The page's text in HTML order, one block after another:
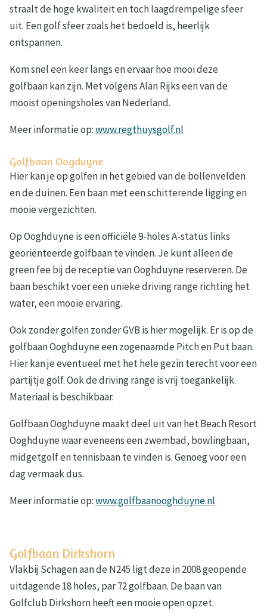
straalt de hoge kwaliteit en toch laagdrempelige sfeer
uit. Een golf sfeer zoals het bedoeld is, heerlijk
ontspannen.
Kom snel een keer langs en ervaar hoe mooi deze
golfbaan kan zijn. Met volgens Alan Rijks een van de
mooist openingsholes van Nederland.
Meer informatie op:www.regthuysgolf.nl
Golfbaan Oogduyne
Hier kan je op golfen in het gebied van de bollenvelden
en de duinen. Een baan met een schitterende ligging en
mooie vergezichten.
Op Ooghduyne is een officiële 9-holes A-status links
georiënteerde golfbaan te vinden. Je kunt alleen de
green fee bij de receptie van Ooghduyne reserveren. De
baan beschikt voer een unieke driving range richting het
water, een mooie ervaring.
Ook zonder golfen zonder GVB is hier mogelijk. Er is op de
golfbaan Ooghduyne een zogenaamde Pitch en Put baan.
Hier kan je eventueel met het hele gezin terecht voor een
partijtje golf. Ook de driving range is vrij toegankelijk.
Materiaal is beschikbaar.
Golfbaan Ooghduyne maakt deel uit van het Beach Resort
Ooghduyne waar eveneens een zwembad, bowlingbaan,
midgetgolf en tennisbaan te vinden is. Genoeg voor een
dag vermaak dus.
Meer informatie op:www.golfbaanooghduyne.nl
Golfbaan Dirkshorn
Vlakbij Schagen aan de N245 ligt deze in 2008 geopende
uitdagende 18 holes, par 72 golfbaan. De baan van
Golfclub Dirkshorn heeft een mooie open opzet.